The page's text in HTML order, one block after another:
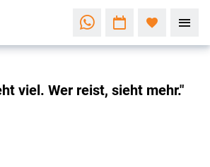
viel. Wer reist, sieht mehr."